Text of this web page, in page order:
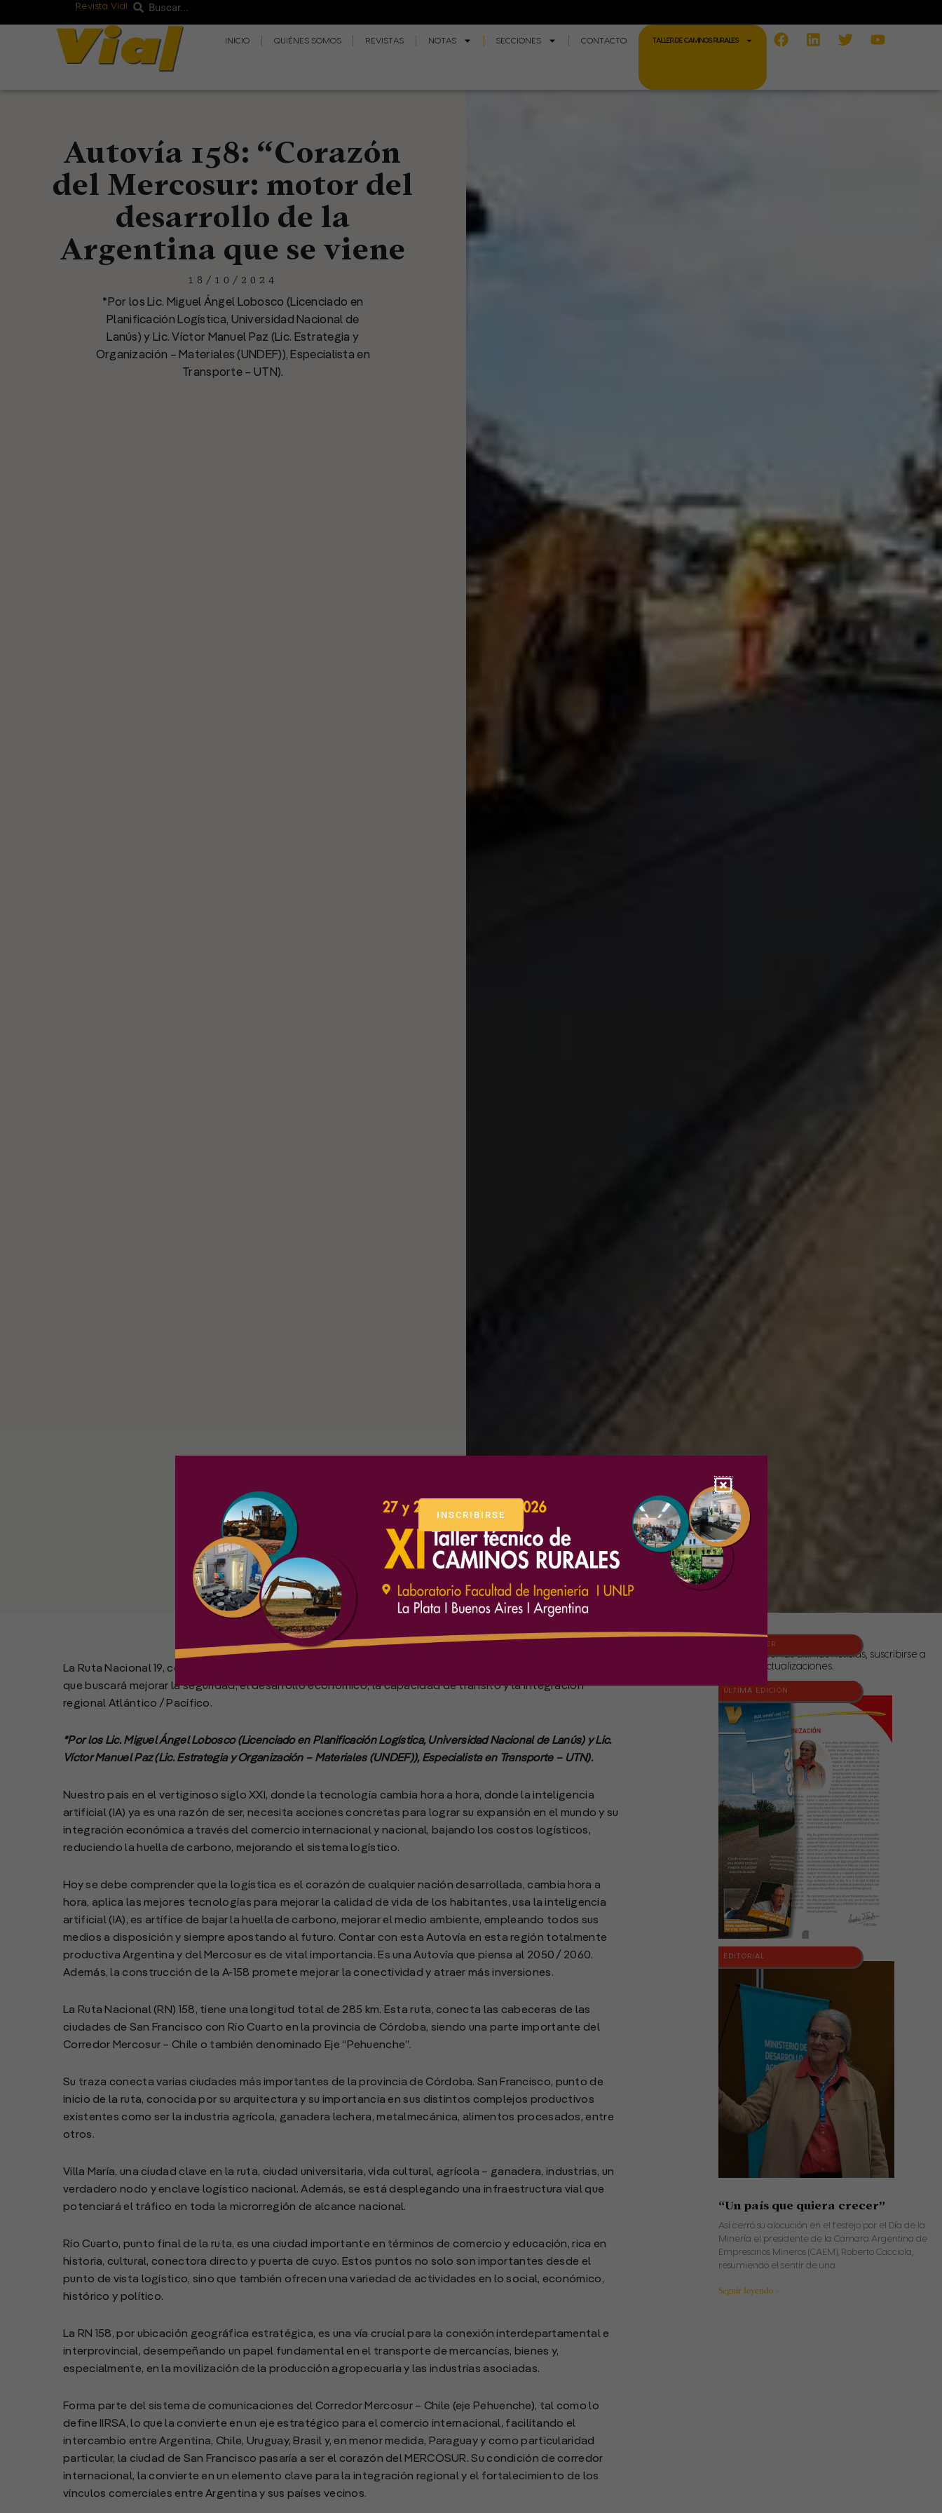
Revista Vial Buscar
Buscar
INICIO QUIÉNES SOMOS REVISTAS NOTAS SECCIONES CONTACTO TALLER DE CAMINOS RURALES
Facebook
LinkedinTwitterYoutube
Autovía 158: “Corazón
del Mercosur: motor del
desarrollo de la
Argentina que se viene
18/10/2024
*Por los Lic. Miguel Ángel Lobosco (Licenciado en
Planificación Logística, Universidad Nacional de
Lanús) y Lic. Víctor Manuel Paz (Lic. Estrategia y
Organización – Materiales (UNDEF)), Especialista en
Transporte – UTN).
Para conocer las últimas noticias, suscribirse a
nuestras actualizaciones.
ÚLTIMA EDICIÓN
NEWSLETTER
EDITORIAL
“Un país que quiera crecer”
Así cerró su alocución en el festejo por el Día de la
Minería el presidente de la Cámara Argentina de
Empresarios Mineros (CAEM), Roberto Cacciola,
resumiendo el sentir de una
Seguir leyendo »
La Ruta Nacional 19, corazón del Corredor Bioceánico Mercosur o Eje Pehuenche es un proyecto prioritario
que buscará mejorar la seguridad, el desarrollo económico, la capacidad de tránsito y la integración
regional Atlántico / Pacífico.
*Por los Lic. Miguel Ángel Lobosco (Licenciado en Planificación Logística, Universidad Nacional de Lanús) y Lic.
Víctor Manuel Paz (Lic. Estrategia y Organización – Materiales (UNDEF)), Especialista en Transporte – UTN).
Nuestro país en el vertiginoso siglo XXI, donde la tecnología cambia hora a hora, donde la inteligencia
artificial (IA) ya es una razón de ser, necesita acciones concretas para lograr su expansión en el mundo y su
integración económica a través del comercio internacional y nacional, bajando los costos logísticos,
reduciendo la huella de carbono, mejorando el sistema logístico.
Hoy se debe comprender que la logística es el corazón de cualquier nación desarrollada, cambia hora a
hora, aplica las mejores tecnologías para mejorar la calidad de vida de los habitantes, usa la inteligencia
artificial (IA), es artífice de bajar la huella de carbono, mejorar el medio ambiente, empleando todos sus
medios a disposición y siempre apostando al futuro. Contar con esta Autovía en esta región totalmente
productiva Argentina y del Mercosur es de vital importancia. Es una Autovía que piensa al 2050 / 2060.
Además, la construcción de la A-158 promete mejorar la conectividad y atraer más inversiones.
La Ruta Nacional (RN) 158, tiene una longitud total de 285 km. Esta ruta, conecta las cabeceras de las
ciudades de San Francisco con Río Cuarto en la provincia de Córdoba, siendo una parte importante del
Corredor Mercosur – Chile o también denominado Eje “Pehuenche”.
Su traza conecta varias ciudades más importantes de la provincia de Córdoba. San Francisco, punto de
inicio de la ruta, conocida por su arquitectura y su importancia en sus distintos complejos productivos
existentes como ser la industria agrícola, ganadera lechera, metalmecánica, alimentos procesados, entre
otros.
Villa María, una ciudad clave en la ruta, ciudad universitaria, vida cultural, agrícola – ganadera, industrias, un
verdadero nodo y enclave logístico nacional. Además, se está desplegando una infraestructura vial que
potenciará el tráfico en toda la microrregión de alcance nacional.
Río Cuarto, punto final de la ruta, es una ciudad importante en términos de comercio y educación, rica en
historia, cultural, conectora directo y puerta de cuyo. Estos puntos no solo son importantes desde el
punto de vista logístico, sino que también ofrecen una variedad de actividades en lo social, económico,
histórico y político.
La RN 158, por ubicación geográfica estratégica, es una vía crucial para la conexión interdepartamental e
interprovincial, desempeñando un papel fundamental en el transporte de mercancías, bienes y,
especialmente, en la movilización de la producción agropecuaria y las industrias asociadas.
Forma parte del sistema de comunicaciones del Corredor Mercosur – Chile (eje Pehuenche), tal como lo
define IIRSA, lo que la convierte en un eje estratégico para el comercio internacional, facilitando el
intercambio entre Argentina, Chile, Uruguay, Brasil y, en menor medida, Paraguay y como particularidad
particular, la ciudad de San Francisco pasaría a ser el corazón del MERCOSUR. Su condición de corredor
internacional, la convierte en un elemento clave para la integración regional y el fortalecimiento de los
vínculos comerciales entre Argentina y sus países vecinos.
INSCRIBIRSE